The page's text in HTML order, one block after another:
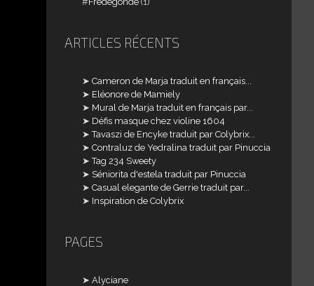
ARTICLES RÉCENTS
Cameron de Marja traduit en français...
Eléonore de Mamiely
Mural de Marja traduit en français par...
Défis masque chez violine 1604
Tavaszi de Encyke traduit par Colybrix...
Contraluz de Yedralina traduit par Pinuccia
Tag 234 Sweety
Séniorita d'estela traduit par Pinuccia
Casual elegante de Gerrie traduit par...
Inspiration de Colybrix
PAGES
Alyciane